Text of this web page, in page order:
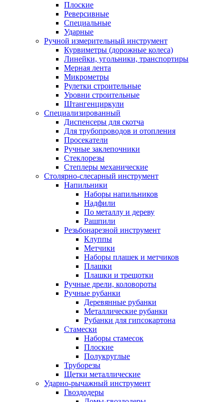
Плоские
Реверсивные
Специальные
Ударные
Ручной измерительный инструмент
Курвиметры (дорожные колеса)
Линейки, угольники, транспортиры
Мерная лента
Микрометры
Рулетки строительные
Уровни строительные
Штангенциркули
Специализированный
Диспенсеры для скотча
Для трубопроводов и отопления
Просекатели
Ручные заклепочники
Стеклорезы
Степлеры механические
Столярно-слесарный инструмент
Напильники
Наборы напильников
Надфили
По металлу и дереву
Рашпили
Резьбонарезной инструмент
Клуппы
Метчики
Наборы плашек и метчиков
Плашки
Плашки и трещотки
Ручные дрели, коловороты
Ручные рубанки
Деревянные рубанки
Металлические рубанки
Рубанки для гипсокартона
Стамески
Наборы стамесок
Плоские
Полукруглые
Труборезы
Щетки металлические
Ударно-рычажный инструмент
Гвоздодеры